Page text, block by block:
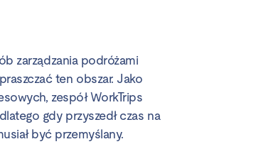
zarządzania podróżami
ten obszar. Jako
zespół WorkTrips
gdy przyszedł czas na
być przemyślany.